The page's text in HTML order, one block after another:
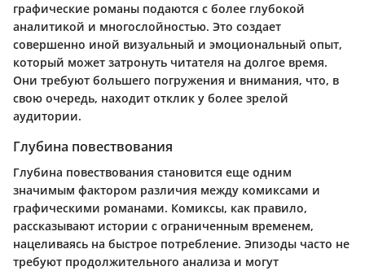
графические романы подаются с более глубокой
аналитикой и многослойностью. Это создает
совершенно иной визуальный и эмоциональный опыт,
который может затронуть читателя на долгое время.
Они требуют большего погружения и внимания, что, в
свою очередь, находит отклик у более зрелой
аудитории.
Глубина повествования
Глубина повествования становится еще одним
значимым фактором различия между комиксами и
графическими романами. Комиксы, как правило,
рассказывают истории с ограниченным временем,
нацеливаясь на быстрое потребление. Эпизоды часто не
требуют продолжительного анализа и могут